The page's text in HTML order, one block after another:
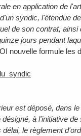
en application de
syndic, l'étendue
de son contrat,
jours pendant
nouvelle formule les
syndic
est déposé, dans
à l'initiative de
le règlement